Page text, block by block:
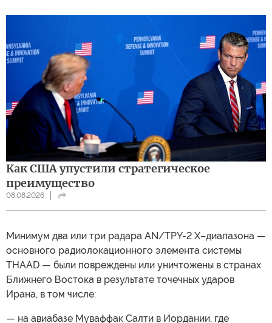
Как США упустили стратегическое
преимущество
08.08.2026
Минимум два или три радара AN/TPY-2 X–диапазона —
основного радиолокационного элемента системы
THAAD — были повреждены или уничтожены в странах
Ближнего Востока в результате точечных ударов
Ирана, в том числе:
— на авиабазе Муваффак Салти в Иордании, где